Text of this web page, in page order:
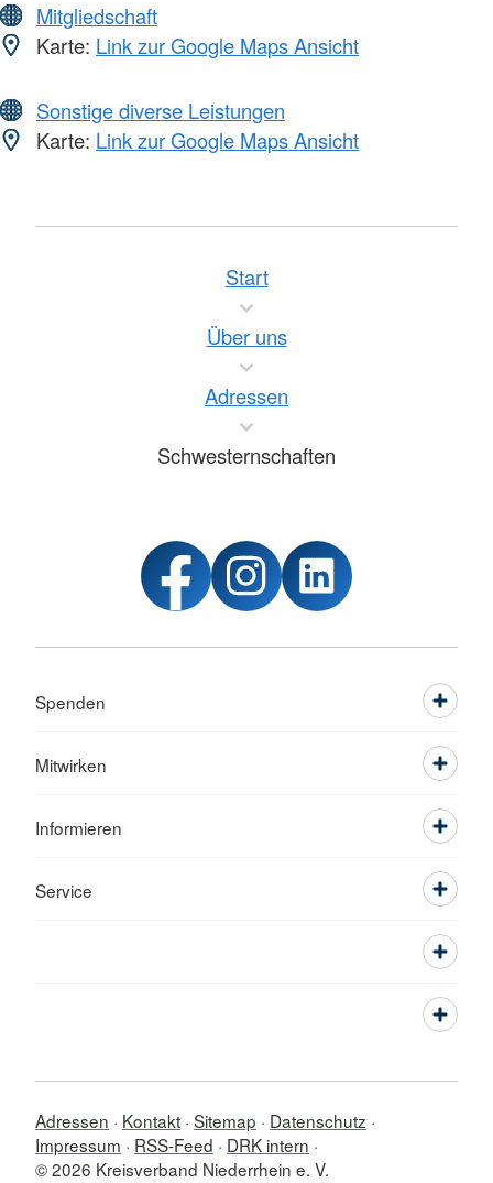
Mitgliedschaft
Karte: Link zur Google Maps Ansicht
Sonstige diverse Leistungen
Karte: Link zur Google Maps Ansicht
Start
Über uns
Adressen
Schwesternschaften
Spenden
Mitwirken
Informieren
Service
Adressen Kontakt Sitemap
Datenschutz
Impressum
RSS-Feed
DRK intern
© 2026 Kreisverband Niederrhein e. V.